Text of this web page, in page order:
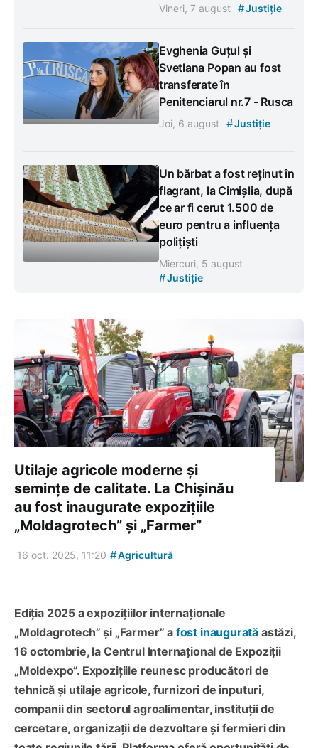
Vineri, 7 august #Justiție
Evghenia Guțul și
Svetlana Popan au fost
transferate în
Penitenciarul nr.7 - Rusca
Joi, 6 august #Justiție
Un bărbat a fost reținut în
flagrant, la Cimișlia, după
ce ar fi cerut 1.500 de
euro pentru a influența
polițiști
Miercuri, 5 august
#Justiție
Utilaje agricole moderne și
semințe de calitate. La Chișinău
au fost inaugurate expozițiile
„Moldagrotech” și „Farmer”
16 oct. 2025, 11:20 #Agricultură
Ediția 2025 a expozițiilor internaționale
„Moldagrotech” și „Farmer” a fost inaugurată astăzi,
16 octombrie, la Centrul Internațional de Expoziții
„Moldexpo”. Expozițiile reunesc producători de
tehnică și utilaje agricole, furnizori de inputuri,
companii din sectorul agroalimentar, instituții de
cercetare, organizații de dezvoltare și fermieri din